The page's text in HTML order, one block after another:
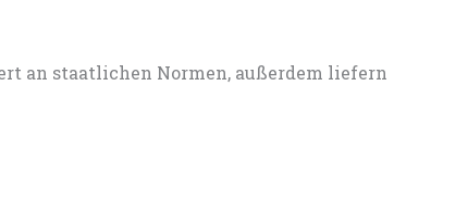
an staatlichen Normen, außerdem liefern